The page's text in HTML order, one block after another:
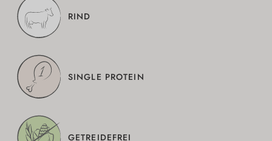
RIND
SINGLE PROTEIN
GETREIDEFREI